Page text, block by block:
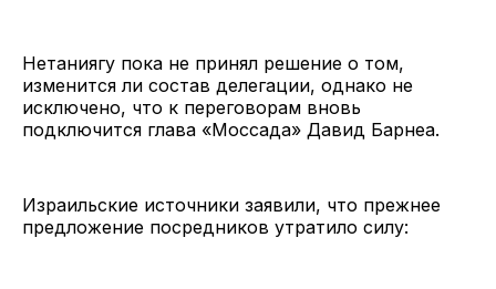
Нетаниягу пока не принял решение о том,
изменится ли состав делегации, однако не
исключено, что к переговорам вновь
подключится глава «Моссада» Давид Барнеа.
Израильские источники заявили, что прежнее
предложение посредников утратило силу: